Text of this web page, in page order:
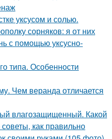
уксусом и солью.
сорняков: я от них
с помощью уксусно-
типа. Особенности
Чем веранда отличается
влагозащищенный. Какой
как правильно